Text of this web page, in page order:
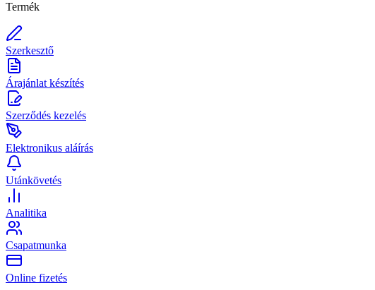
Termék
Szerkesztő
Árajánlat készítés
Szerződés kezelés
Elektronikus aláírás
Utánkövetés
Analitika
Csapatmunka
Online fizetés